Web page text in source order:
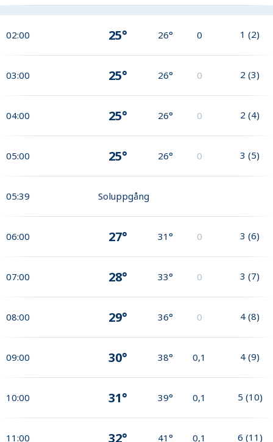
02:00 25° 26° 0 1 (2)
03:00 25° 26° 0 2 (3)
04:00 25° 26° 0 2 (4)
05:00 25° 26° 0 3 (5)
05:39 Soluppgång
06:00 27° 31° 0 3 (6)
07:00 28° 33° 0 3 (7)
08:00 29° 36° 0 4 (8)
09:00 30° 38° 0,1 4 (9)
10:00 31° 39° 0,1 5 (10)
11:00 32° 41° 0,1 6 (11)